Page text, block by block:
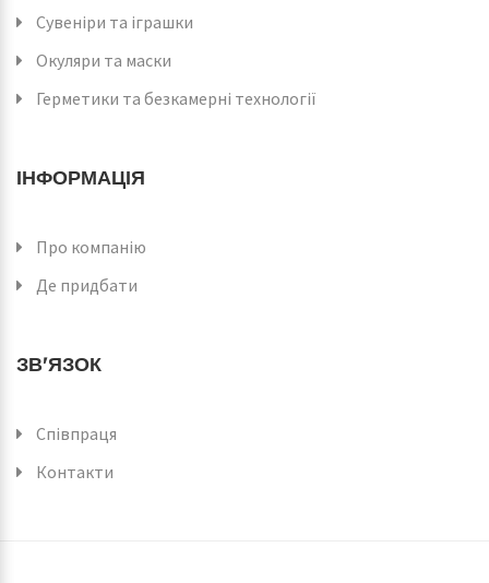
Сувеніри та іграшки
Окуляри та маски
Герметики та безкамерні технології
ІНФОРМАЦІЯ
Про компанію
Де придбати
ЗВ'ЯЗОК
Співпраця
Контакти